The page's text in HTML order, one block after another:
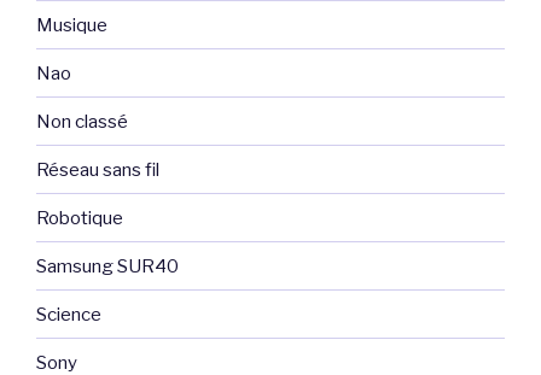
Musique
Nao
Non classé
Réseau sans fil
Robotique
Samsung SUR40
Science
Sony